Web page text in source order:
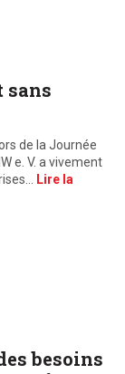
sans
de la Journée
e. V. a vivement
Lire la
besoins